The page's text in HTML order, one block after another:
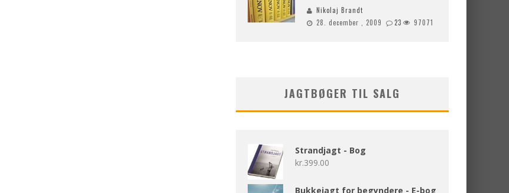
Nikolaj Brandt
28. december , 2009
23 97071
JAGTBØGER TIL SALG
Strandjagt - Bog
kr.399.00
Bukkejagt for begyndere - E-bog